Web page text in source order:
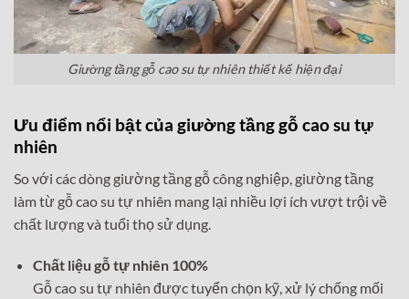
Giường tầng gỗ cao su tự nhiên thiết kế hiện đại
Ưu điểm nổi bật của giường tầng gỗ cao su tự
nhiên
So với các dòng giường tầng gỗ công nghiệp, giường tầng
làm từ gỗ cao su tự nhiên mang lại nhiều lợi ích vượt trội về
chất lượng và tuổi thọ sử dụng.
Chất liệu gỗ tự nhiên 100%
Gỗ cao su tự nhiên được tuyển chọn kỹ, xử lý chống mối